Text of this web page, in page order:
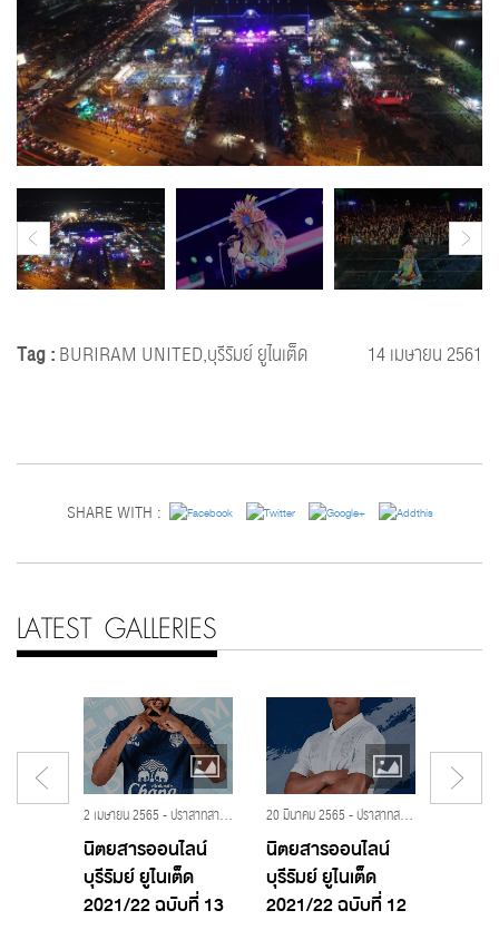
Tag :BURIRAM UNITED,บุรีรัมย์ ยูไนเต็ด 14 เมษายน 2561
SHARE WITH :
LATEST GALLERIES
2 เมษายน 2565 - ปราสาทสายฟ้า,บุรีรัมย์ ยูไนเต็ด,โจนาธาน โบลินกิ,นิตยสารออนไลน์ บุรีรัมย์ ยูไนเต็ด 2021/2022
นิตยสารออนไลน์
บุรีรัมย์ ยูไนเต็ด
2021/22 ฉบับที่ 13
20 มีนาคม 2565 - ปราสาทสายฟ้า,บุรีรัมย์ ยูไนเต็ด,ศศลักษณ์ ไหประโคน,นิตยสารออนไลน์ บุรีรัมย์ ยูไนเต็ด 2021/2022
นิตยสารออนไลน์
บุรีรัมย์ ยูไนเต็ด
2021/22 ฉบับที่ 12